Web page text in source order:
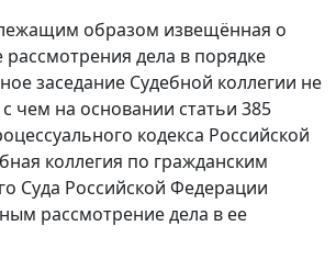
образом извещённая о
дела в порядке
заседание Судебной коллегии не
с чем на основании статьи 385
кодекса Российской
коллегия по гражданским
Суда Российской Федерации
рассмотрение дела в ее